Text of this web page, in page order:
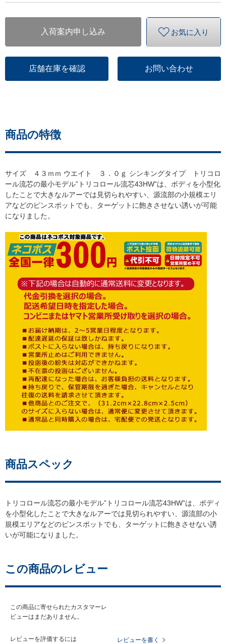
入荷案内申し込み お気に入り
店舗在庫を確認 お問い合わせ
商品の特徴
サイズ ４３ｍｍ ウエイト ３．０ｇ シンキングタイプ トリコロ
ール流芯の最小モデル”トリコロール流芯43HW”は、ボディを小型化
したことで大きなルアーでは見切られやすい、源流部の小規模エリ
アなどのピンスポットでも、ターゲットに飽きさせない誘いが可能
になりました。
商品スペック
トリコロール流芯の最小モデル”トリコロール流芯43HW”は、ボディ
を小型化したことで大きなルアーでは見切られやすい、源流部の小
規模エリアなどのピンスポットでも、ターゲットに飽きさせない誘
いが可能になりました。
この商品のレビュー
この商品に寄せられたカスタマーレ
ビューはまだありません。
レビューを評価するには
レビューを書く